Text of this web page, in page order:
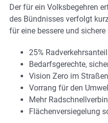
Der für ein Volksbegehren
des Bündnisses verfolgt
für eine bessere und
25%
Bedarfsgerechte,
Vision Zero im
Vorrang für den
Mehr
Flächenversiegelung